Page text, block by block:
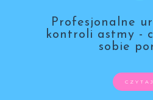
Profesjonalne
kontroli astmy -
sobie
CZYTAJ